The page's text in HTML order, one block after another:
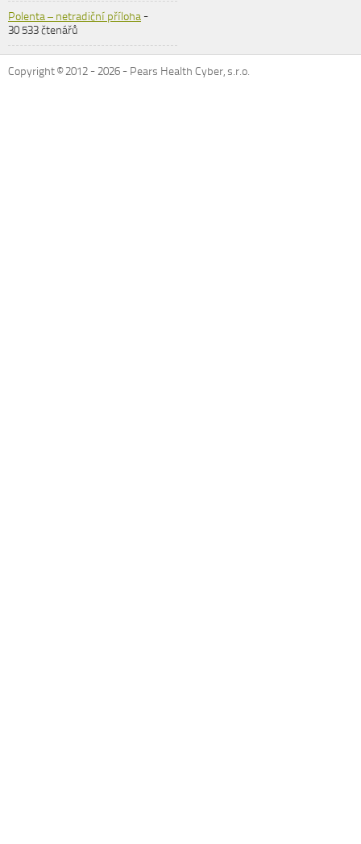
Polenta – netradiční příloha-
30 533 čtenářů
Copyright © 2012 -2026 - Pears Health Cyber, s.r.o.